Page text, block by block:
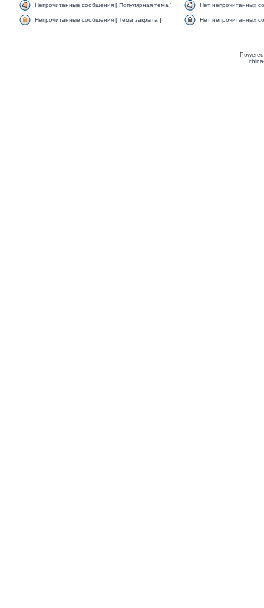
Непрочитанные сообщения [ Популярная тема ] Нет непрочитанных
Непрочитанные сообщения [ Тема закрыта ] Нет непрочитанных